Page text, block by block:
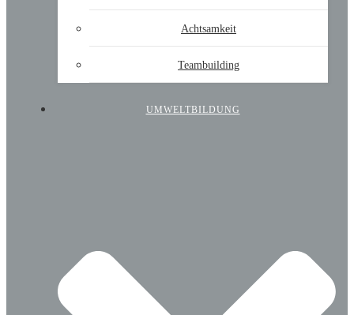
Achtsamkeit
Teambuilding
UMWELTBILDUNG